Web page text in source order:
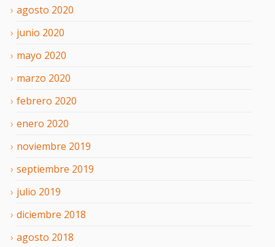
agosto 2020
junio 2020
mayo 2020
marzo 2020
febrero 2020
enero 2020
noviembre 2019
septiembre 2019
julio 2019
diciembre 2018
agosto 2018